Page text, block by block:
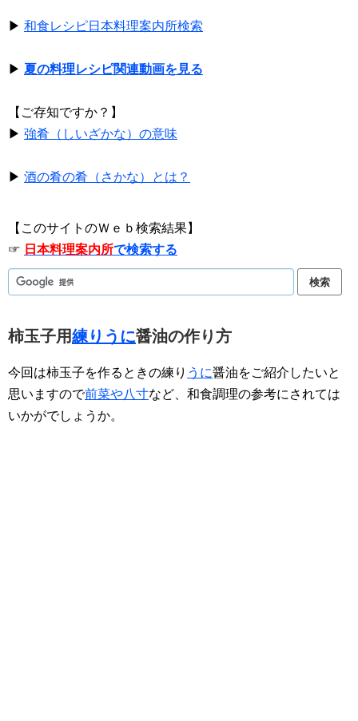
▶ 和食レシピ日本料理案内所検索
▶ 夏の料理レシピ関連動画を見る
【ご存知ですか？】
▶ 強肴（しいざかな）の意味
▶ 酒の肴の肴（さかな）とは？
【このサイトのＷｅｂ検索結果】
☞ 日本料理案内所で検索する
柿玉子用練りうに醤油の作り方
今回は柿玉子を作るときの練り うに醤油をご紹介したいと
思いますので前菜や八寸など、和食調理の参考にされては
いかがでしょうか。